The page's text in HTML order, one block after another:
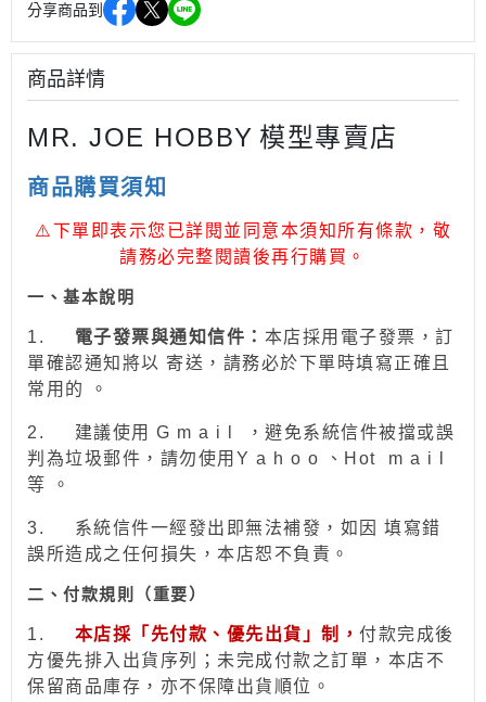
分享商品到
商品詳情
MR. JOE HOBBY 模型專賣店
商品購買須知
⚠下單即表示您已詳閱並同意本須知所有條款，敬
請務必完整閱讀後再行購買。
一、 基本說明
1. 電子發票與通知信件： 本店採用電子發票，訂
單確認通知將以 寄送，請務必於下單時填寫正確且
常用的 。
2.
建議使用 G m a i l ，避免系統信件被擋或誤
判為垃圾郵件，請勿使用Y a h o o 、Hot
m a i l
等 。
3.
系統信件一經發出即無法補發，如因 填寫錯
誤所造成之任何損失，本店恕不負責。
二、付款規則（重要）
1. 本店採「先付款、優先出貨」制， 付款完成後
方優先排入出貨序列；未完成付款之訂單，本店不
保留商品庫存，亦不保障出貨順位。